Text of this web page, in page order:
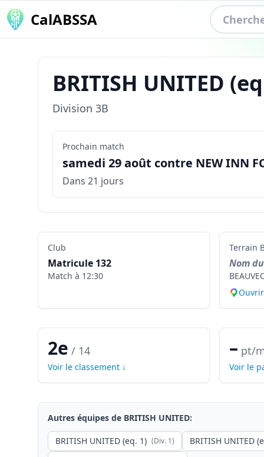
CalABSSA
BRITISH UNITED
Division 3B
Prochain match
samedi 29 août contre NEW INN
Dans 21 jours
Club
Matricule 132
Match à 12:30
Terrain
Nom
2e / 14
Voir le classement ↓
– pt/
Voir le
Autres équipes de BRITISH UNITED:
BRITISH UNITED (eq. 1) (Div. 1) BRITISH UNITED